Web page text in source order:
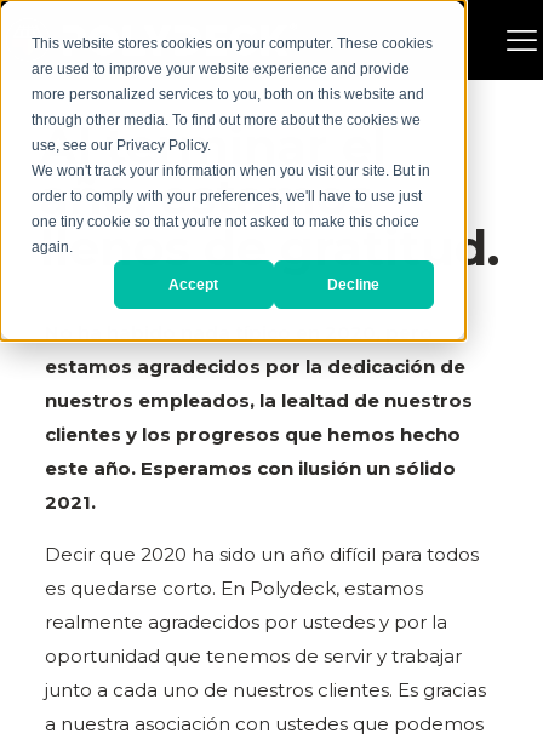
This website stores cookies on your computer. These cookies
are used to improve your website experience and provide
more personalized services to you, both on this website and
through other media. To find out more about the cookies we
use, see our Privacy Policy.
We won't track your information when you visit our site. But in
order to comply with your preferences, we'll have to use just
one tiny cookie so that you're not asked to make this choice
again.
Accept Decline
Al terminar el
año, estamos
llenos de gratitud.
estamos agradecidos por la dedicación de
nuestros empleados, la lealtad de nuestros
clientes y los progresos que hemos hecho
este año. Esperamos con ilusión un sólido
2021.
Decir que 2020 ha sido un año difícil para todos
es quedarse corto. En Polydeck, estamos
realmente agradecidos por ustedes y por la
oportunidad que tenemos de servir y trabajar
junto a cada uno de nuestros clientes. Es gracias
a nuestra asociación con ustedes que podemos